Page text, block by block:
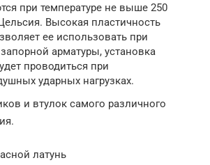
при температуре не выше 250
Высокая пластичность
ее использовать при
арматуры, установка
проводиться при
ударных нагрузках.
и втулок самого различного
латунь